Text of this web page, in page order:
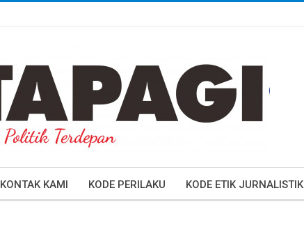
KONTAK KAMI KODE PERILAKU KODE ETIK JURNALISTIK